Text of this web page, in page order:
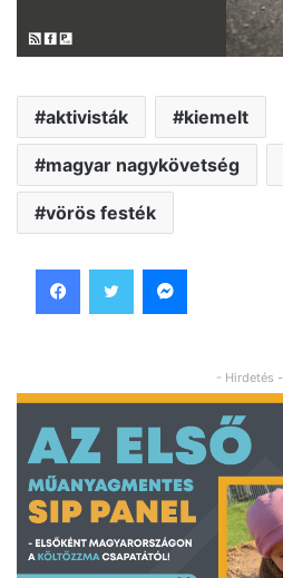
aktivisták kiemelt
magyar nagykövetség
vörös festék
- Hirdetés -